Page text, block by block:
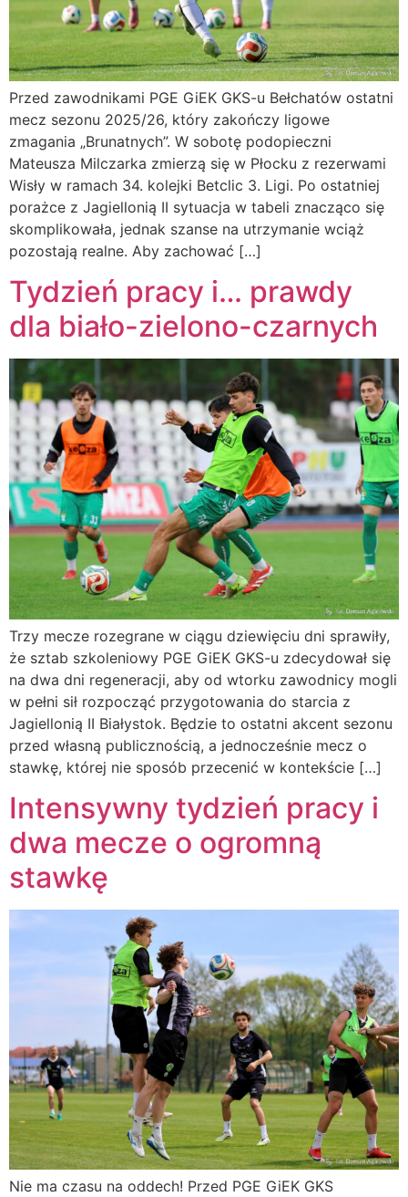
Przed zawodnikami PGE GiEK GKS-u Bełchatów ostatni
mecz sezonu 2025/26, który zakończy ligowe
zmagania „Brunatnych”. W sobotę podopieczni
Mateusza Milczarka zmierzą się w Płocku z rezerwami
Wisły w ramach 34. kolejki Betclic 3. Ligi. Po ostatniej
porażce z Jagiellonią II sytuacja w tabeli znacząco się
skomplikowała, jednak szanse na utrzymanie wciąż
pozostają realne. Aby zachować […]
Tydzień pracy i… prawdy
dla biało-zielono-czarnych
Trzy mecze rozegrane w ciągu dziewięciu dni sprawiły,
że sztab szkoleniowy PGE GiEK GKS-u zdecydował się
na dwa dni regeneracji, aby od wtorku zawodnicy mogli
w pełni sił rozpocząć przygotowania do starcia z
Jagiellonią II Białystok. Będzie to ostatni akcent sezonu
przed własną publicznością, a jednocześnie mecz o
stawkę, której nie sposób przecenić w kontekście […]
Intensywny tydzień pracy i
dwa mecze o ogromną
stawkę
Nie ma czasu na oddech! Przed PGE GiEK GKS